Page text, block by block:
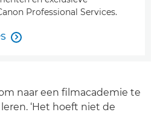
Professional Services.

naar een filmacademie te
‘Het hoeft niet de